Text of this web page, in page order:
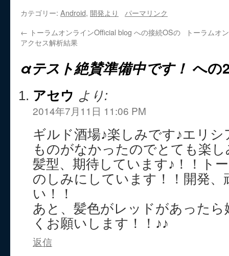
カテゴリー: Android, 開発より
パーマリンク
← トーラムオンラインOfficial blog への接続OSの
アクセス解析結果
トーラムオ
αテスト絶賛準備中です！ への
アセウ より:
2014年7月11日 11:06 PM
ギルド酒場♪楽しみです♪エリ
ものがなかったのでとても楽
髪型、期待しています♪！！ト
のしみにしています！！開発、
い！！
あと、髪色がレッドがあった
くお願いします！！♪♪
返信